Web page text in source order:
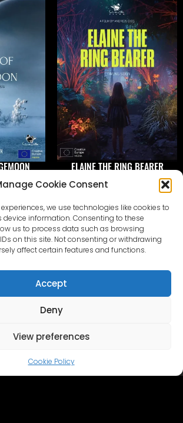
Cookie Consent
we use technologies like cookies to
device information. Consenting to these
us to process data such as browsing
on this site. Not consenting or withdrawing
affect certain features and functions.
Accept
Deny
View preferences
Cookie Policy
ELAINE THE RING BEARER
Filmitegemine
Üritused
Sündmuse galerii
Võtke meiega ühendust